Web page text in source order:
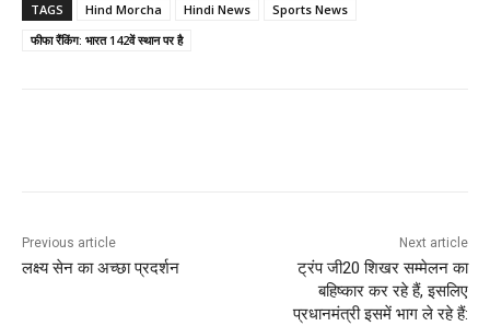
TAGS Hind Morcha Hindi News
Sports News
फीफा रैंकिंग: भारत 142वें स्थान पर है
Previous article
लक्ष्य सेन का अच्छा प्रदर्शन
Next article
ट्रंप जी20 शिखर सम्मेलन का
बहिष्कार कर रहे हैं, इसलिए
प्रधानमंत्री इसमें भाग ले रहे हैं: